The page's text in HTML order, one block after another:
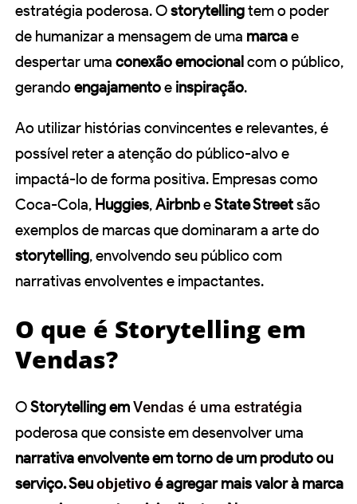
estratégia poderosa. Ostorytellingtem o poder
de humanizar a mensagem de uma marcae
despertar uma conexão emocionalcom o público,
gerando engajamentoe inspiração.
Ao utilizar histórias convincentes e relevantes, é
possível reter a atenção do público-alvo e
impactá-lo de forma positiva. Empresas como
Coca-Cola, Huggies,AirbnbeState Streetsão
exemplos de marcas que dominaram a arte do
storytelling, envolvendo seu público com
narrativas envolventes e impactantes.
O que é Storytelling em
Vendas?
OStorytelling emVendas é uma estratégia
poderosa que consiste em desenvolver uma
narrativa envolvente em torno de um produto ou
serviço. Seuobjetivo é agregar mais valor à marca